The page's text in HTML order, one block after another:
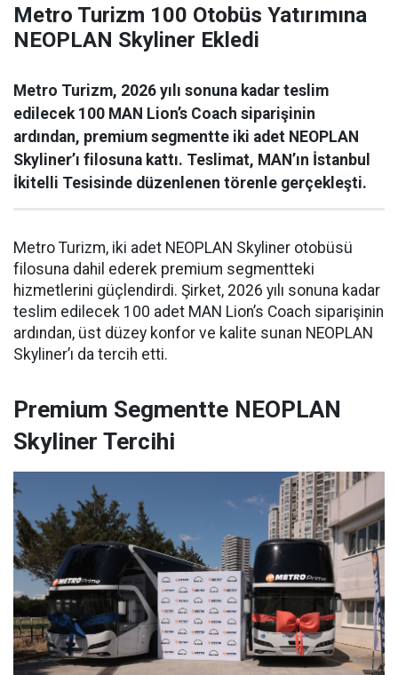
Metro Turizm 100 Otobüs Yatırımına
NEOPLAN Skyliner Ekledi
Metro Turizm, 2026 yılı sonuna kadar teslim
edilecek 100 MAN Lion’s Coach siparişinin
ardından, premium segmentte iki adet NEOPLAN
Skyliner’ı filosuna kattı. Teslimat, MAN’ın İstanbul
İkitelli Tesisinde düzenlenen törenle gerçekleşti.
Metro Turizm, iki adet NEOPLAN Skyliner otobüsü
filosuna dahil ederek premium segmentteki
hizmetlerini güçlendirdi. Şirket, 2026 yılı sonuna kadar
teslim edilecek 100 adet MAN Lion’s Coach siparişinin
ardından, üst düzey konfor ve kalite sunan NEOPLAN
Skyliner’ı da tercih etti.
Premium Segmentte NEOPLAN
Skyliner Tercihi